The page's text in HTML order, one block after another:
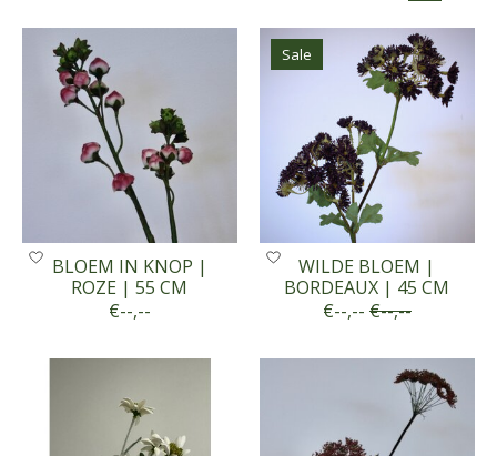
BLOEM IN KNOP |
ROZE | 55 CM
€--,--
Sale
WILDE BLOEM |
BORDEAUX | 45 CM
€--,-- €--,--